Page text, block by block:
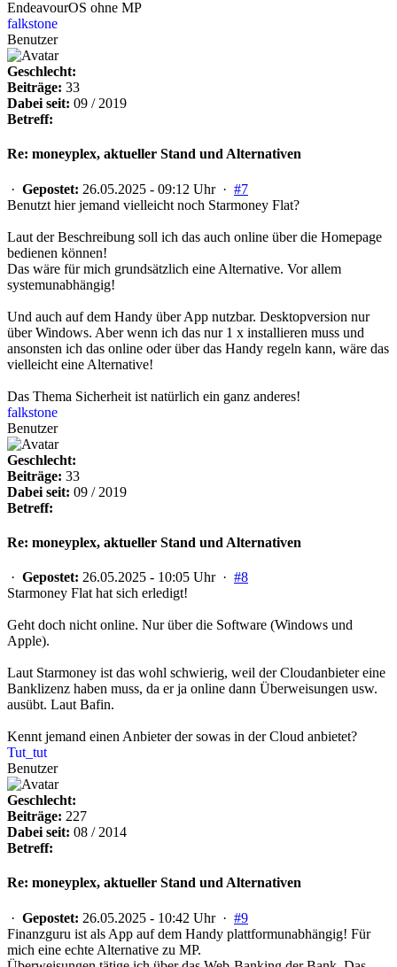
EndeavourOS ohne MP
falkstone
Benutzer
Geschlecht:
Beiträge: 33
Dabei seit: 09 / 2019
Betreff:
Re: moneyplex, aktueller Stand und Alternativen
· Gepostet: 26.05.2025 - 09:12 Uhr · #7
Benutzt hier jemand vielleicht noch Starmoney Flat?
Laut der Beschreibung soll ich das auch online über die Homepage
bedienen können!
Das wäre für mich grundsätzlich eine Alternative. Vor allem
systemunabhängig!
Und auch auf dem Handy über App nutzbar. Desktopversion nur
über Windows. Aber wenn ich das nur 1 x installieren muss und
ansonsten ich das online oder über das Handy regeln kann, wäre das
vielleicht eine Alternative!
Das Thema Sicherheit ist natürlich ein ganz anderes!
falkstone
Benutzer
Geschlecht:
Beiträge: 33
Dabei seit: 09 / 2019
Betreff:
Re: moneyplex, aktueller Stand und Alternativen
· Gepostet: 26.05.2025 - 10:05 Uhr · #8
Starmoney Flat hat sich erledigt!
Geht doch nicht online. Nur über die Software (Windows und
Apple).
Laut Starmoney ist das wohl schwierig, weil der Cloudanbieter eine
Banklizenz haben muss, da er ja online dann Überweisungen usw.
ausübt. Laut Bafin.
Kennt jemand einen Anbieter der sowas in der Cloud anbietet?
Tut_tut
Benutzer
Geschlecht:
Beiträge: 227
Dabei seit: 08 / 2014
Betreff:
Re: moneyplex, aktueller Stand und Alternativen
· Gepostet: 26.05.2025 - 10:42 Uhr · #9
Finanzguru ist als App auf dem Handy plattformunabhängig! Für
mich eine echte Alternative zu MP.